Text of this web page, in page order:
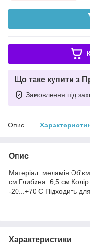
Що таке купити з
Замовлення під
Опис
Опис
Матеріал: меламін
см Глибина: 6,5 см Колір:
-20...+70 С Підходить
Характеристики